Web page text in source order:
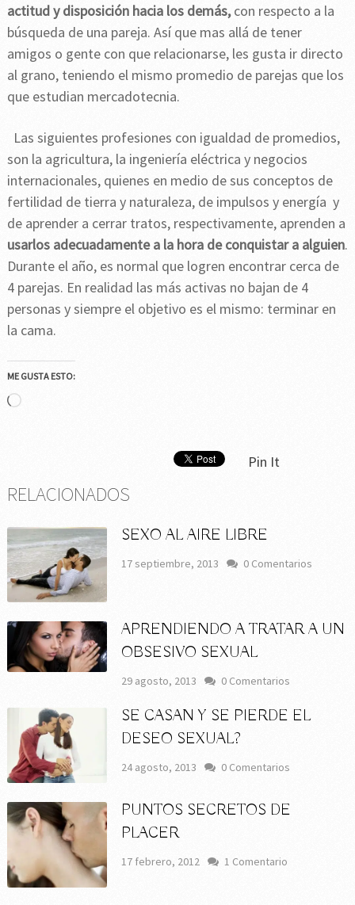
actitud y disposición hacia los demás,con respecto a la
búsqueda de una pareja. Así que mas allá de tener
amigos o gente con que relacionarse, les gusta ir directo
al grano, teniendo el mismo promedio de parejas que los
que estudian mercadotecnia.
Las siguientes profesiones con igualdad de promedios,
son la agricultura, la ingeniería eléctrica y negocios
internacionales, quienes en medio de sus conceptos de
fertilidad de tierra y naturaleza, de impulsos y energía y
de aprender a cerrar tratos, respectivamente, aprenden a
usarlos adecuadamente a la hora de conquistar a alguien.
Durante el año, es normal que logren encontrar cerca de
4 parejas. En realidad las más activas no bajan de 4
personas y siempre el objetivo es el mismo: terminar en
la cama.
ME GUSTA ESTO:
Cargando...
Pin It
RELACIONADOS
SEXO AL AIRE LIBRE
17 septiembre, 2013 0 Comentarios
APRENDIENDO A TRATAR A UN
OBSESIVO SEXUAL
29 agosto, 2013 0 Comentarios
SE CASAN Y SE PIERDE EL
DESEO SEXUAL?
24 agosto, 2013 0 Comentarios
PUNTOS SECRETOS DE
PLACER
17 febrero, 2012 1 Comentario